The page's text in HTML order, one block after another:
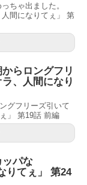
ちゃ出ました。
人間になりてぇ」 第
からロングフリ
、人間になり
グフリーズ引いて
」 第19話 前編
ッパな
りてぇ」 第24